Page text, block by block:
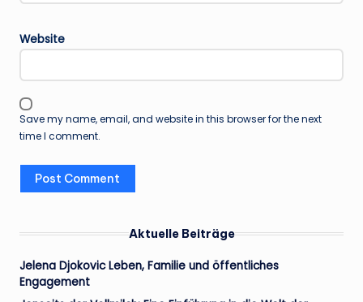
Website
Save my name, email, and website in this browser for the next
time I comment.
Aktuelle Beiträge
Jelena Djokovic Leben, Familie und öffentliches
Engagement